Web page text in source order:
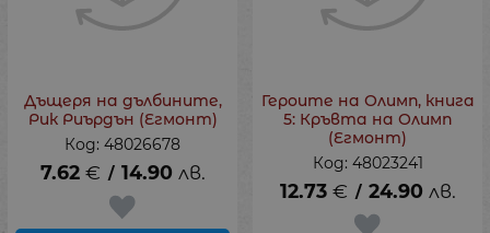
Дъщеря на дълбините,
Рик Риърдън (Егмонт)
Код: 48026678
7.62 € / 14.90 лв.
Героите на Олимп, книга
5: Кръвта на Олимп
(Егмонт)
Код: 48023241
12.73 € / 24.90 лв.